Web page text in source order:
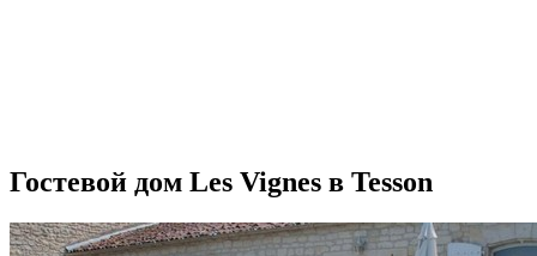
Гостевой дом Les Vignes в Tesson